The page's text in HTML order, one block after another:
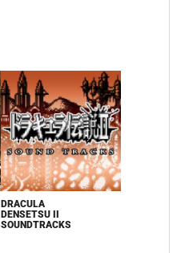
DRACULA
DENSETSU II
SOUNDTRACKS